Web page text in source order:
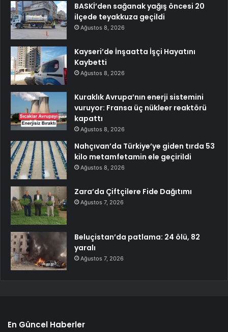
BASKİ’den sağanak yağış öncesi 20
ilçede teyakkuza geçildi
Ağustos 8, 2026
Kayseri’de İnşaatta İşçi Hayatını
Kaybetti
Ağustos 8, 2026
Kuraklık Avrupa’nın enerji sistemini
vuruyor: Fransa üç nükleer reaktörü
kapattı
Ağustos 8, 2026
Nahçıvan’da Türkiye’ye giden tırda 53
kilo metamfetamin ele geçirildi
Ağustos 8, 2026
Zara’da Çiftçilere Fide Dağıtımı
Ağustos 7, 2026
Beluçistan’da patlama: 24 ölü, 82
yaralı
Ağustos 7, 2026
En Güncel Haberler